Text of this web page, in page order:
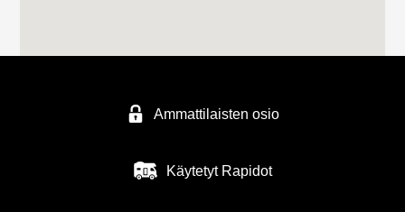
Ammattilaisten osio
Käytetyt Rapidot